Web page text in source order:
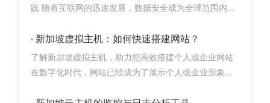
践 随着互联网的迅速发展，数据安全成为全球范围内...
新加坡虚拟主机：如何快速搭建网站？
了解新加坡虚拟主机，助力您高效搭建个人或企业网站
在数字化时代，网站已经成为了展示个人或企业形象...